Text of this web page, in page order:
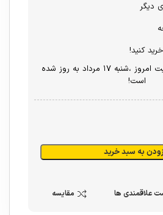
دیگر
کنید!
قیمت محصولات سایت امروز ،شنبه ۱۷ مرداد به روز شده
است!
به سبد خرید
علاقمندی ها مقایسه